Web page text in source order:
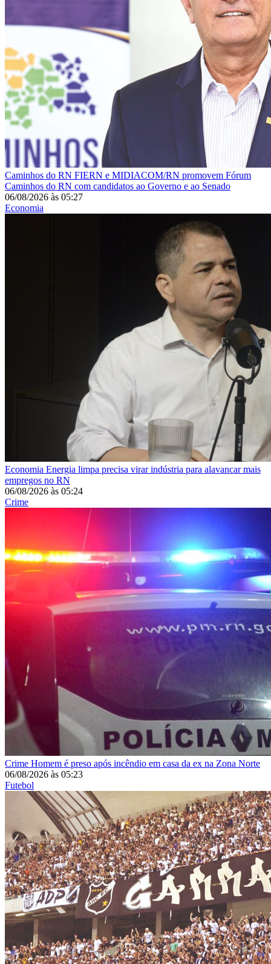
Caminhos do RN FIERN e MIDIACOM/RN promovem Fórum
Caminhos do RN com candidatos ao Governo e ao Senado
06/08/2026 às 05:27
Economia
Economia Energia limpa precisa virar indústria para alavancar mais
empregos no RN
06/08/2026 às 05:24
Crime
Crime Homem é preso após incêndio em casa da ex na Zona Norte
06/08/2026 às 05:23
Futebol